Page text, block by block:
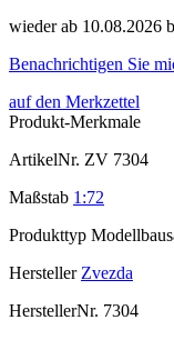
wieder ab 10.08.2026
Benachrichtigen Sie
auf den Merkzettel
Produkt-Merkmale
ArtikelNr. ZV 7304
Maßstab 1:72
Produkttyp
Hersteller Zvezda
HerstellerNr. 7304